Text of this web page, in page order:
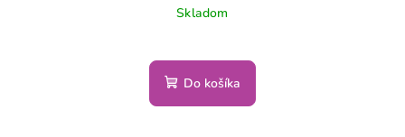
Skladom
Do košíka